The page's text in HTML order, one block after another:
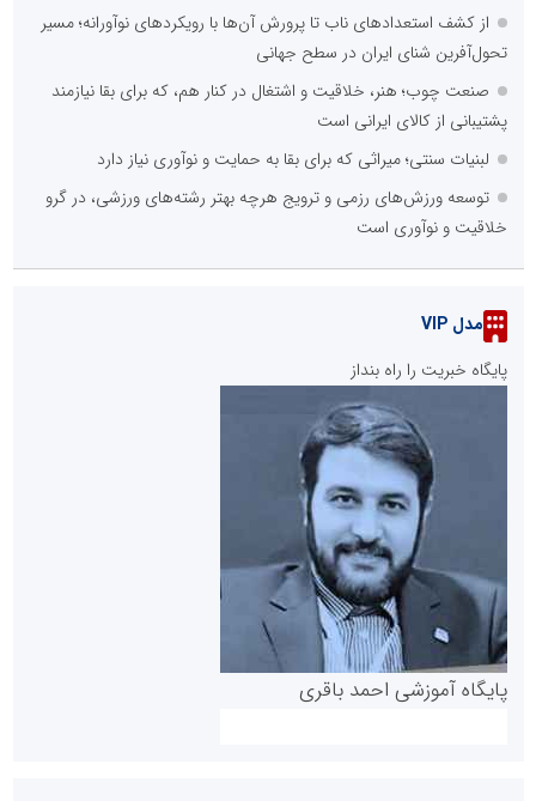
از کشف استعدادهای ناب تا پرورش آن‌ها با رویکردهای نوآورانه؛ مسیر
تحول‌آفرین شنای ایران در سطح جهانی
صنعت چوب؛ هنر، خلاقیت و اشتغال در کنار هم، که برای بقا نیازمند
پشتیبانی از کالای ایرانی است
لبنیات سنتی؛ میراثی که برای بقا به حمایت و نوآوری نیاز دارد
توسعه ورزش‌های رزمی و ترویج هرچه بهتر رشته‌های ورزشی، در گرو
خلاقیت و نوآوری است
مدل VIP
پایگاه خبریت را راه بنداز
پایگاه آموزشی احمد باقری